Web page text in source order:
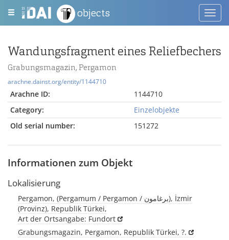
objects
Wandungsfragment eines Reliefbechers
Grabungsmagazin, Pergamon
arachne.dainst.org/entity/1144710
Arachne ID:
1144710
Category:
Einzelobjekte
Old serial number:
151272
Informationen zum Objekt
Lokalisierung
Pergamon, (Pergamum / Pergamon / برغامون), İzmir
(Provinz), Republik Türkei,
Art der Ortsangabe: Fundort
Grabungsmagazin, Pergamon, Republik Türkei, ?.